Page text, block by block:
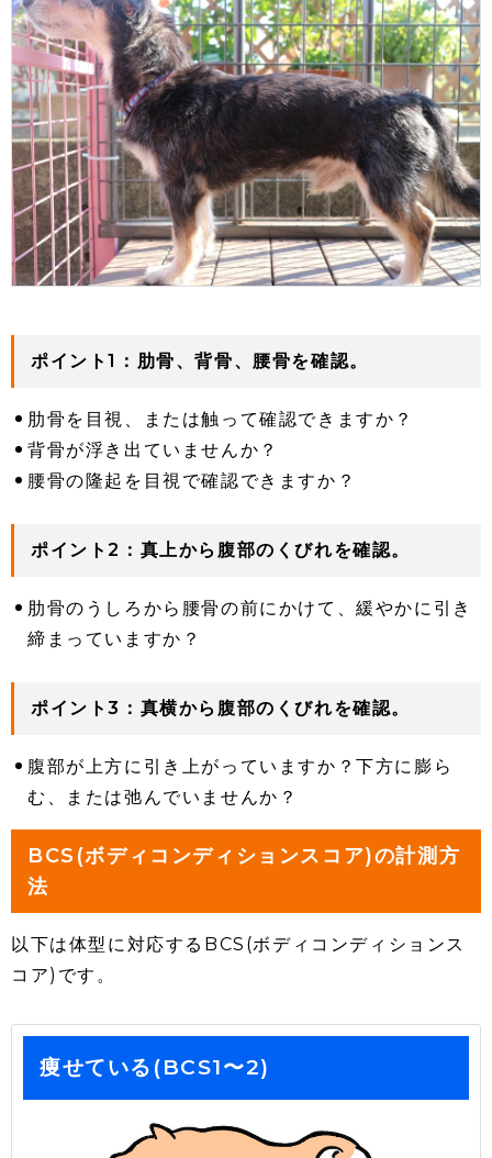
ポイント1：肋骨、背骨、腰骨を確認。
肋骨を目視、または触って確認できますか？
背骨が浮き出ていませんか？
腰骨の隆起を目視で確認できますか？
ポイント2：真上から腹部のくびれを確認。
肋骨のうしろから腰骨の前にかけて、緩やかに引き
締まっていますか？
ポイント3：真横から腹部のくびれを確認。
腹部が上方に引き上がっていますか？下方に膨ら
む、または弛んでいませんか？
BCS(ボディコンディションスコア)の計測方
法
以下は体型に対応するBCS(ボディコンディションス
コア)です。
痩せている(BCS1〜2)